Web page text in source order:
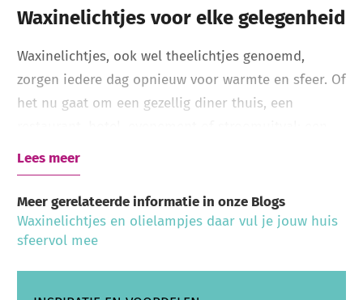
Meer gerelateerde informatie in onze Blogs
Waxinelichtjes en olielampjes daar vul je jouw huis
sfeervol mee
Waxinelichtjes voor elke gelegenheid
Waxinelichtjes, ook wel theelichtjes genoemd,
zorgen iedere dag opnieuw voor warmte en sfeer. Of
het nu gaat om een gezellig diner thuis, een
goed waxinelichtje komt altijd van pas. Bij
Kaarsenfakkels.nl vind je een ruim assortiment
waxinelichtjes van hoogwaardige kwaliteit die bij
correct gebruik gelijkmatig branden en een rustige
vlam geven. Dankzij de verschillende branduren en
uitvoeringen is er altijd een geschikt waxinelichtje
Lees meer